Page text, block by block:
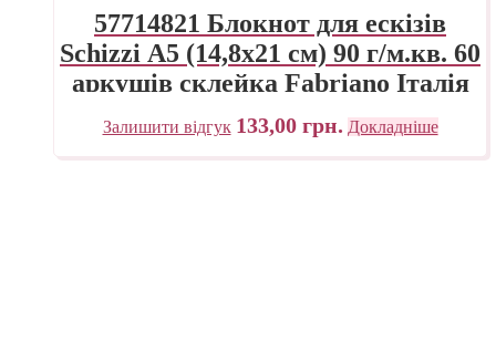
57714821 Блокнот для ескізів
Schizzi А5 (14,8х21 см) 90 г/м.кв. 60
аркушів склейка Fabriano Італія
Залишити відгук 133,00 грн. Докладніше